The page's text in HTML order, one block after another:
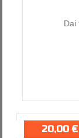
Dai
20,00 €